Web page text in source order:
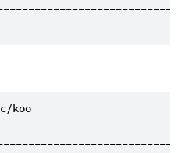
koo